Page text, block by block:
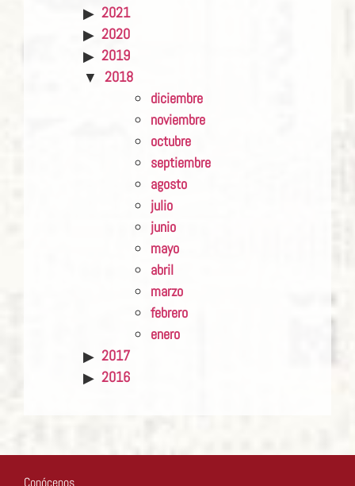
2021
2020
2019
2018
diciembre
noviembre
octubre
septiembre
agosto
julio
junio
mayo
abril
marzo
febrero
enero
2017
2016
Conócenos